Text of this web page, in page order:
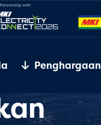
Penghargaan